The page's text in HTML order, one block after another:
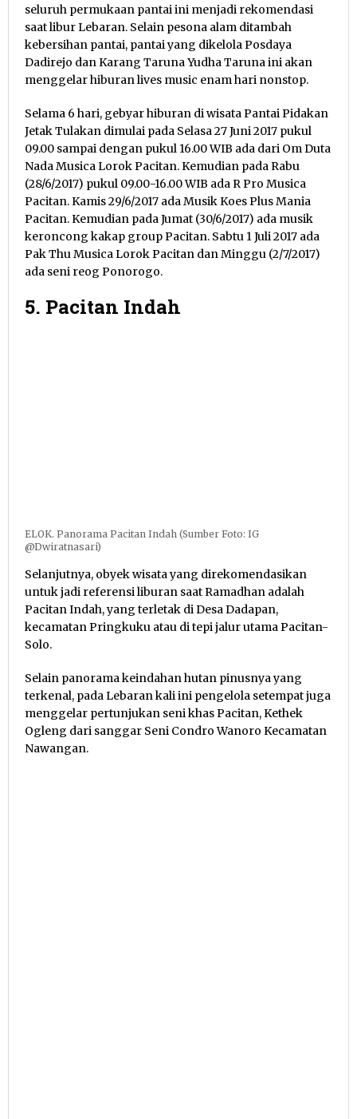
seluruh permukaan pantai ini menjadi rekomendasi
saat libur Lebaran. Selain pesona alam ditambah
kebersihan pantai, pantai yang dikelola Posdaya
Dadirejo dan Karang Taruna Yudha Taruna ini akan
menggelar hiburan lives music enam hari nonstop.
Selama 6 hari, gebyar hiburan di wisata Pantai Pidakan
Jetak Tulakan dimulai pada Selasa 27 Juni 2017 pukul
09.00 sampai dengan pukul 16.00 WIB ada dari Om Duta
Nada Musica Lorok Pacitan. Kemudian pada Rabu
(28/6/2017) pukul 09.00-16.00 WIB ada R Pro Musica
Pacitan. Kamis 29/6/2017 ada Musik Koes Plus Mania
Pacitan. Kemudian pada Jumat (30/6/2017) ada musik
keroncong kakap group Pacitan. Sabtu 1 Juli 2017 ada
Pak Thu Musica Lorok Pacitan dan Minggu (2/7/2017)
ada seni reog Ponorogo.
5. Pacitan Indah
ELOK. Panorama Pacitan Indah (Sumber Foto: IG
@Dwiratnasari)
Selanjutnya, obyek wisata yang direkomendasikan
untuk jadi referensi liburan saat Ramadhan adalah
Pacitan Indah, yang terletak di Desa Dadapan,
kecamatan Pringkuku atau di tepi jalur utama Pacitan-
Solo.
Selain panorama keindahan hutan pinusnya yang
terkenal, pada Lebaran kali ini pengelola setempat juga
menggelar pertunjukan seni khas Pacitan, Kethek
Ogleng dari sanggar Seni Condro Wanoro Kecamatan
Nawangan.